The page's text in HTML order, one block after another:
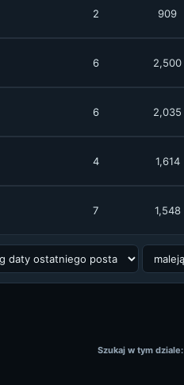
2 909
6 2,500
6 2,035
4 1,614
7 1,548
Szukaj w tym dziale: